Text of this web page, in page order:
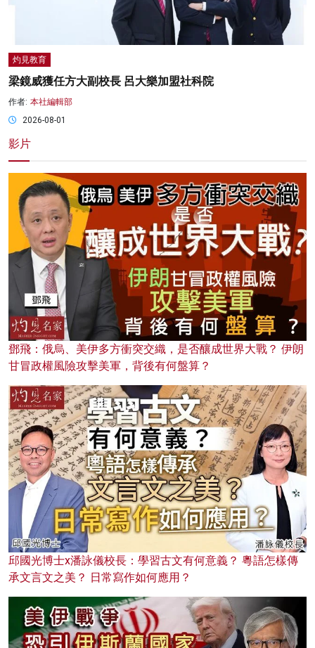
灼見教育
梁鏡威獲任方大副校長 呂大樂加盟社科院
作者: 本社編輯部
2026-08-01
影片
鄧飛：俄烏、美伊多方衝突交織，是否釀成世界大戰？ 伊朗
甘冒政權風險攻擊美軍，背後有何盤算？
邱國光博士x潘詠儀校長：學習古文有何意義？ 粵語怎樣傳
承文言文之美？ 日常寫作如何應用？